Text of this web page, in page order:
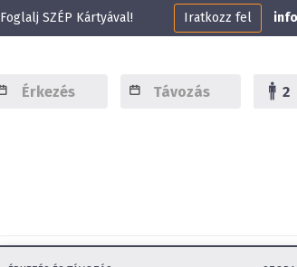
Foglalj SZÉP Kártyával! Iratkozz fel
2